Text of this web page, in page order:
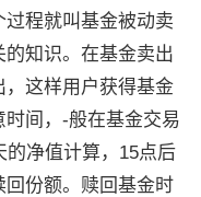
程就叫基金被动卖
知识。在基金卖出
这样用户获得基金
间，-般在基金交易
的净值计算，15点后
份额。赎回基金时